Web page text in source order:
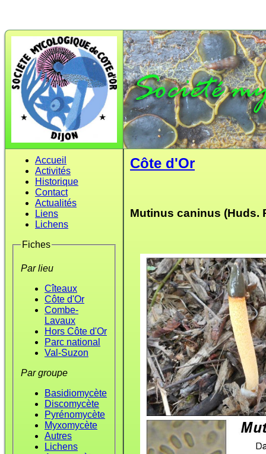
Accueil
Activités
Historique
Contact
Actualités
Liens
Lichens
Fiches
Par lieu
Cîteaux
Côte d'Or
Combe-
Lavaux
Hors Côte d'Or
Parc national
Val-Suzon
Par groupe
Basidiomycète
Discomycète
Pyrénomycète
Myxomycète
Autres
Lichens
Côte d'Or
Mutinus caninus (Huds.